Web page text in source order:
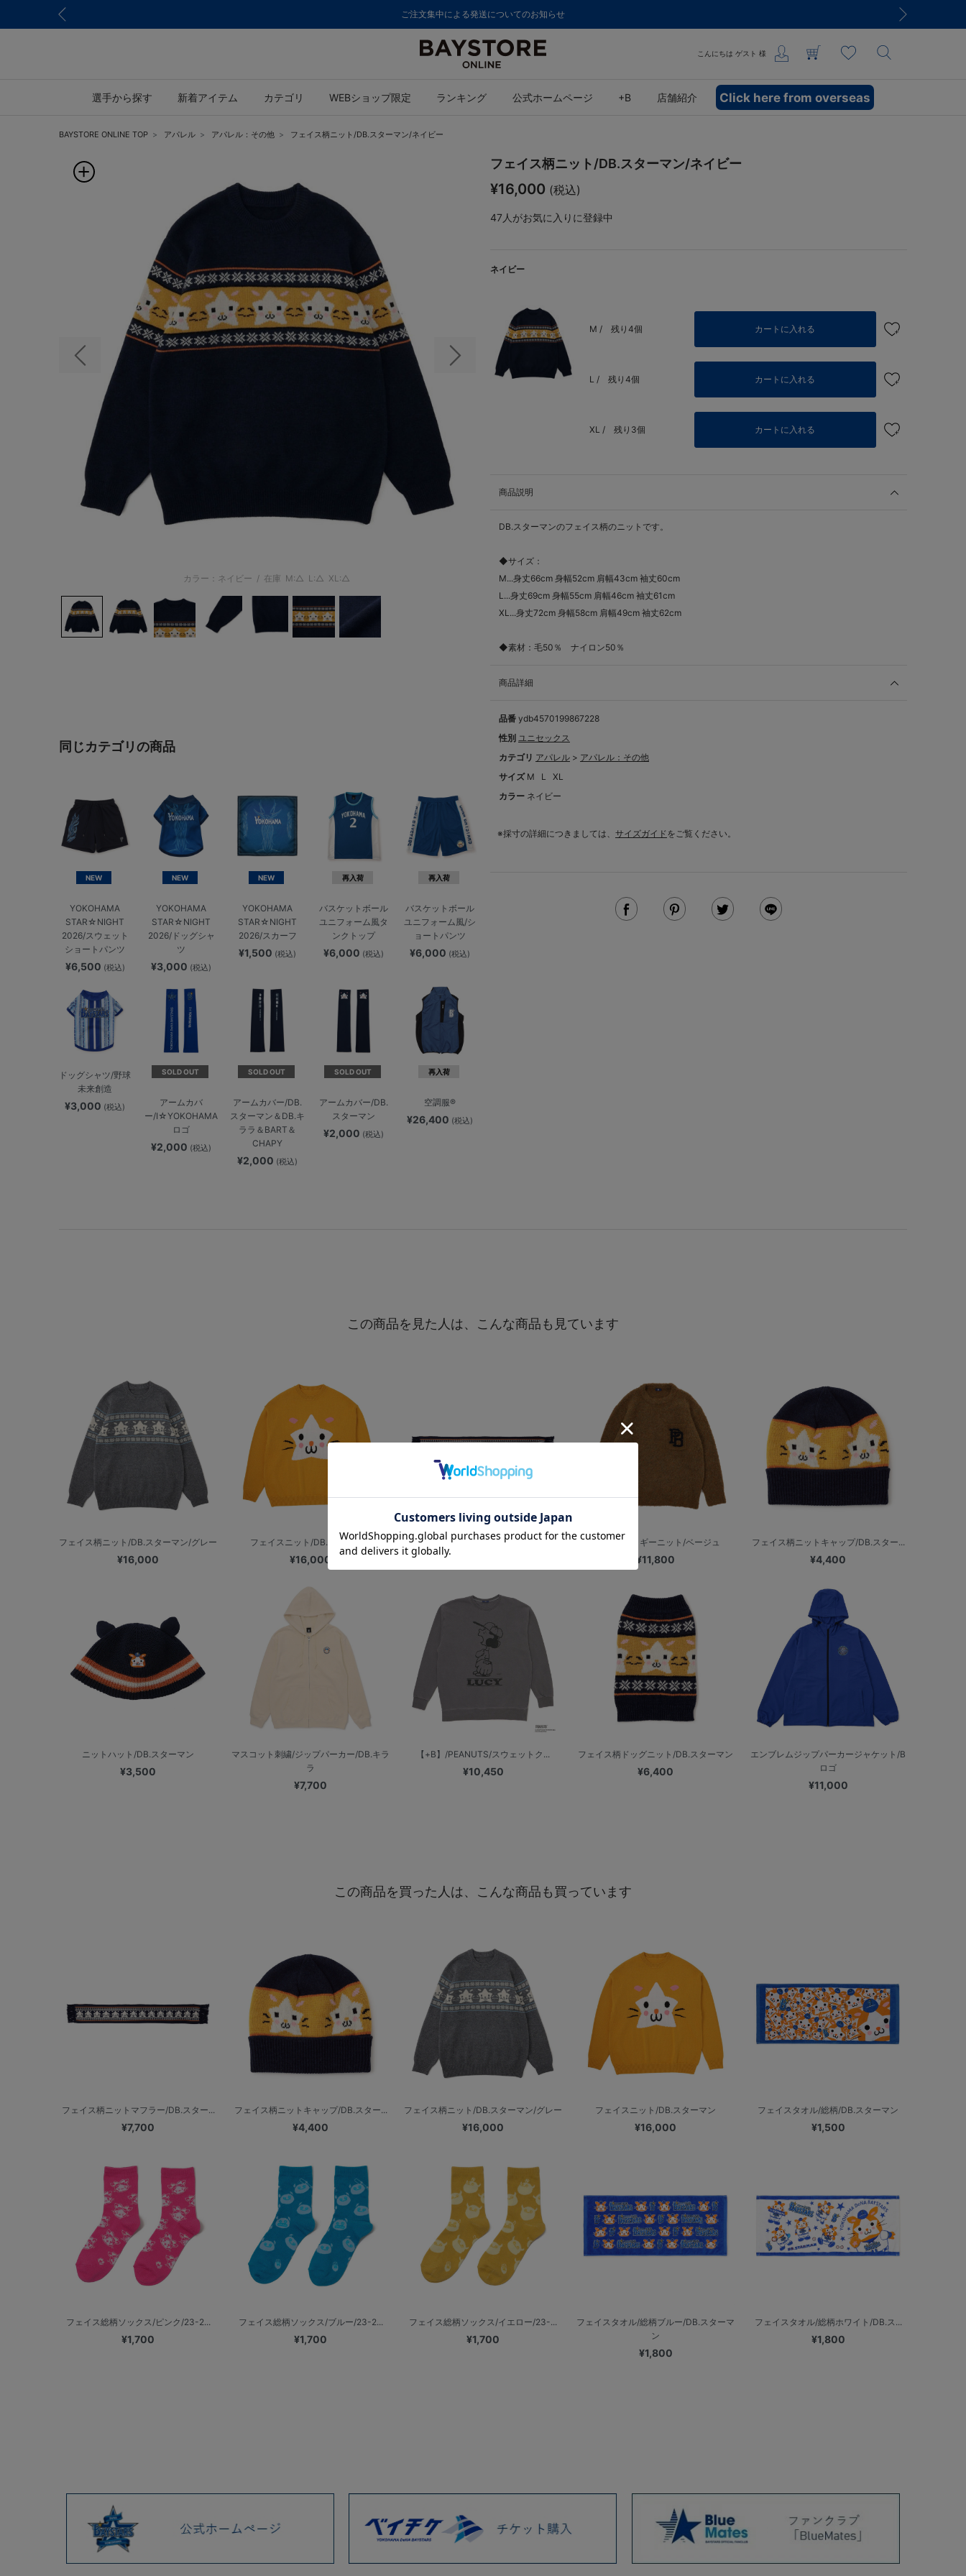
ご注文集中による発送についてのお知らせ
こんにちは ゲスト 様
選手から探す 新着アイテム カテゴリ WEBショップ限定 ランキング 公式ホームページ +B 店舗紹介 Click here from overseas
BAYSTORE ONLINE TOP アパレル アパレル：その他 フェイス柄ニット/DB.スターマン/ネイビー
前の画像 次の画像
カラー：ネイビー / 在庫 M:△ L:△ XL:△
同じカテゴリの商品
NEW
YOKOHAMA
STAR☆NIGHT
2026/スウェット
ショートパンツ
¥6,500 (税込)
NEW
YOKOHAMA
STAR☆NIGHT
2026/ドッグシャ
ツ
¥3,000 (税込)
NEW
YOKOHAMA
STAR☆NIGHT
2026/スカーフ
¥1,500 (税込)
再入荷
バスケットボール
ユニフォーム風タ
ンクトップ
¥6,000 (税込)
再入荷
バスケットボール
ユニフォーム風/シ
ョートパンツ
¥6,000 (税込)
ドッグシャツ/野球
未来創造
¥3,000 (税込)
SOLD OUT
アームカバ
ー/I☆YOKOHAMA
ロゴ
¥2,000 (税込)
SOLD OUT
アームカバー/DB.
スターマン＆DB.キ
ララ＆BART＆
CHAPY
¥2,000 (税込)
SOLD OUT
アームカバー/DB.
スターマン
¥2,000 (税込)
再入荷
空調服®
¥26,400 (税込)
フェイス柄ニット/DB.スターマン/ネイビー
¥16,000 (税込)
47 人がお気に入りに登録中
ネイビー
M / 残り4個 カートに入れる
L / 残り4個 カートに入れる
XL / 残り3個 カートに入れる
商品説明
DB.スターマンのフェイス柄のニットです。
◆サイズ：
M...身丈66cm 身幅52cm 肩幅43cm 袖丈60cm
L...身丈69cm 身幅55cm 肩幅46cm 袖丈61cm
XL...身丈72cm 身幅58cm 肩幅49cm 袖丈62cm
◆素材：毛50％ ナイロン50％
商品詳細
品番 ydb4570199867228
性別 ユニセックス
カテゴリ アパレル > アパレル：その他
サイズ M L
XL
カラー ネイビー
※採寸の詳細につきましては、 サイズガイドをご覧ください。
この商品を見た人は、こんな商品も見ています
フェイス柄ニット/DB.スターマン/グレー
¥16,000
フェイスニット/DB.スターマン
¥16,000
フェイス柄ニットマフラー/DB.スター... 【+B】/シャギーニット/ベージュ
¥11,800
フェイス柄ニットキャップ/DB.スター...
¥4,400
ニットハット/DB.スターマン
¥3,500
マスコット刺繍/ジップパーカー/DB.キラ
ラ
¥7,700
【+B】/PEANUTS/スウェットク...
¥10,450
フェイス柄ドッグニット/DB.スターマン
¥6,400
エンブレムジップパーカージャケット/B
ロゴ
¥11,000
この商品を買った人は、こんな商品も買っています
フェイス柄ニットマフラー/DB.スター...
¥7,700
フェイス柄ニットキャップ/DB.スター...
¥4,400
フェイス柄ニット/DB.スターマン/グレー
¥16,000
フェイスニット/DB.スターマン
¥16,000
フェイスタオル/総柄/DB.スターマン
¥1,500
フェイス総柄ソックス/ピンク/23-2...
¥1,700
フェイス総柄ソックス/ブルー/23-2...
¥1,700
フェイス総柄ソックス/イエロー/23-...
¥1,700
フェイスタオル/総柄ブルー/DB.スターマ
ン
¥1,800
フェイスタオル/総柄ホワイト/DB.ス...
¥1,800